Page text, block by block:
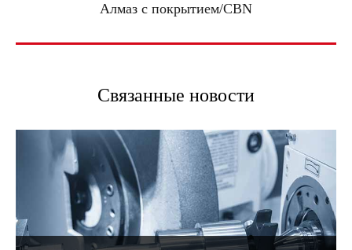
Алмаз с покрытием/CBN
Связанные новости